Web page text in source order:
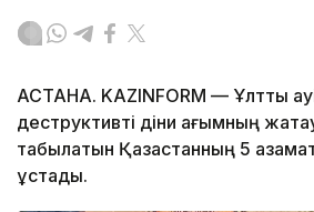
АСТАНА. KAZINFORM — Ұлттық
деструктивті діни ағымның
табылатын Қазақстанның 5
ұстады.